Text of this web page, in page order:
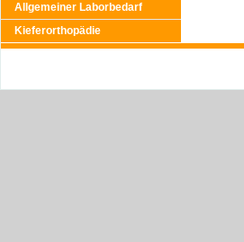
Allgemeiner Laborbedarf
Kieferorthopädie